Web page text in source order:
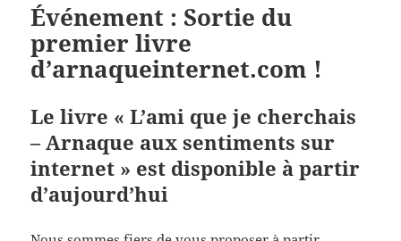
Événement : Sortie du
premier livre
d’arnaqueinternet.com !
Le livre « L’ami que je cherchais
– Arnaque aux sentiments sur
internet » est disponible à partir
d’aujourd’hui